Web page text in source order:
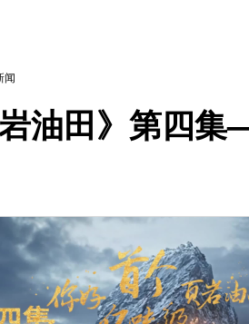
闻
岩油田》第四